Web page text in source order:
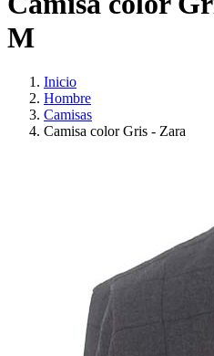
M
Inicio
Hombre
Camisas
Camisa color Gris - Zara